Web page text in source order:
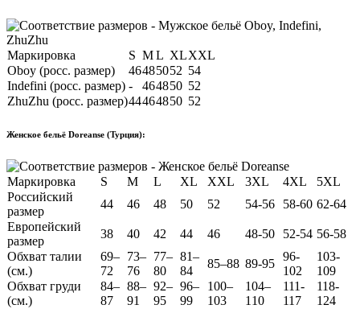
Маркировка S ML XLXXL
Oboy (росс. размер)
46485052 54
Indefini (росс. размер) - 464850 52
ZhuZhu (росс. размер)44464850 52
Женское бельё Doreanse (Турция):
Маркировка S M L XL XXL 3XL 4XL
5XL
Российский
размер
44 46 48 50 52 54-56 58-60 62-64
Европейский
размер
38 40 42 44 46 48-50 52-54 56-58
Обхват талии
(см.)
69–
72
73–
76
77–
80
81–
84
85–88 89-95
96-
102
103-
109
Обхват груди
(см.)
84–
87
88–
91
92–
95
96–
99
100–
103
104–
110
111-
117
118-
124